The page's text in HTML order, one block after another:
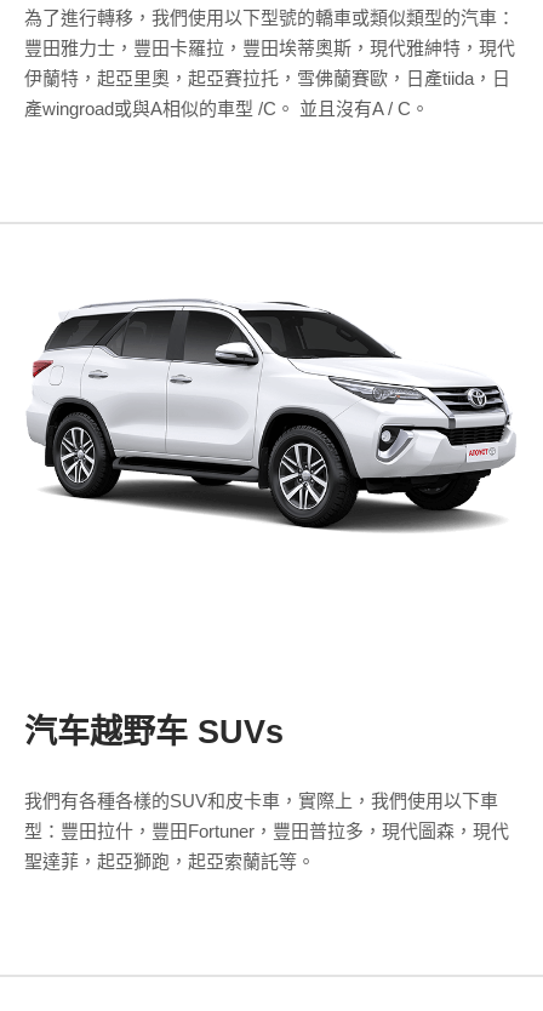
為了進行轉移，我們使用以下型號的轎車或類似類型的汽車：
豐田雅力士，豐田卡羅拉，豐田埃蒂奧斯，現代雅紳特，現代
伊蘭特，起亞里奧，起亞賽拉托，雪佛蘭賽歐，日產tiida，日
產wingroad或與A相似的車型 /C。 並且沒有A / C。
汽车越野车 SUVs
我們有各種各樣的SUV和皮卡車，實際上，我們使用以下車
型：豐田拉什，豐田Fortuner，豐田普拉多，現代圖森，現代
聖達菲，起亞獅跑，起亞索蘭託等。